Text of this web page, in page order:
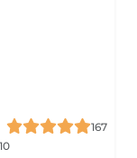
167